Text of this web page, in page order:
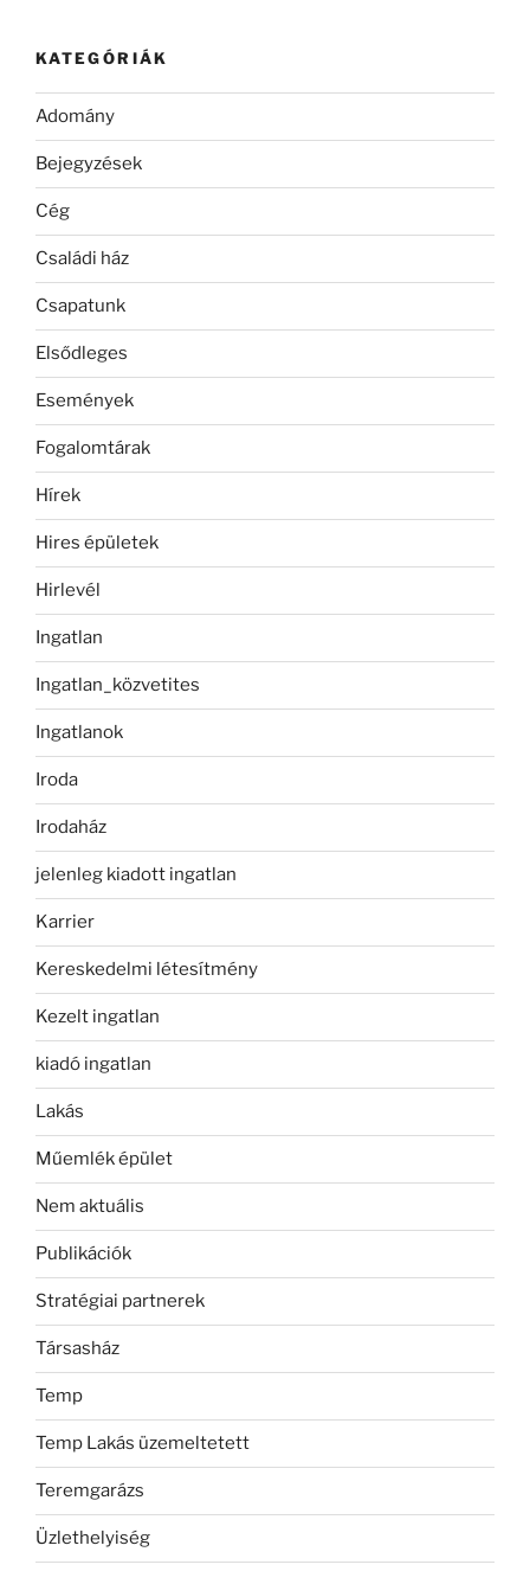
KATEGÓRIÁK
Adomány
Bejegyzések
Cég
Családi ház
Csapatunk
Elsődleges
Események
Fogalomtárak
Hírek
Hires épületek
Hirlevél
Ingatlan
Ingatlan_közvetites
Ingatlanok
Iroda
Irodaház
jelenleg kiadott ingatlan
Karrier
Kereskedelmi létesítmény
Kezelt ingatlan
kiadó ingatlan
Lakás
Műemlék épület
Nem aktuális
Publikációk
Stratégiai partnerek
Társasház
Temp
Temp Lakás üzemeltetett
Teremgarázs
Üzlethelyiség